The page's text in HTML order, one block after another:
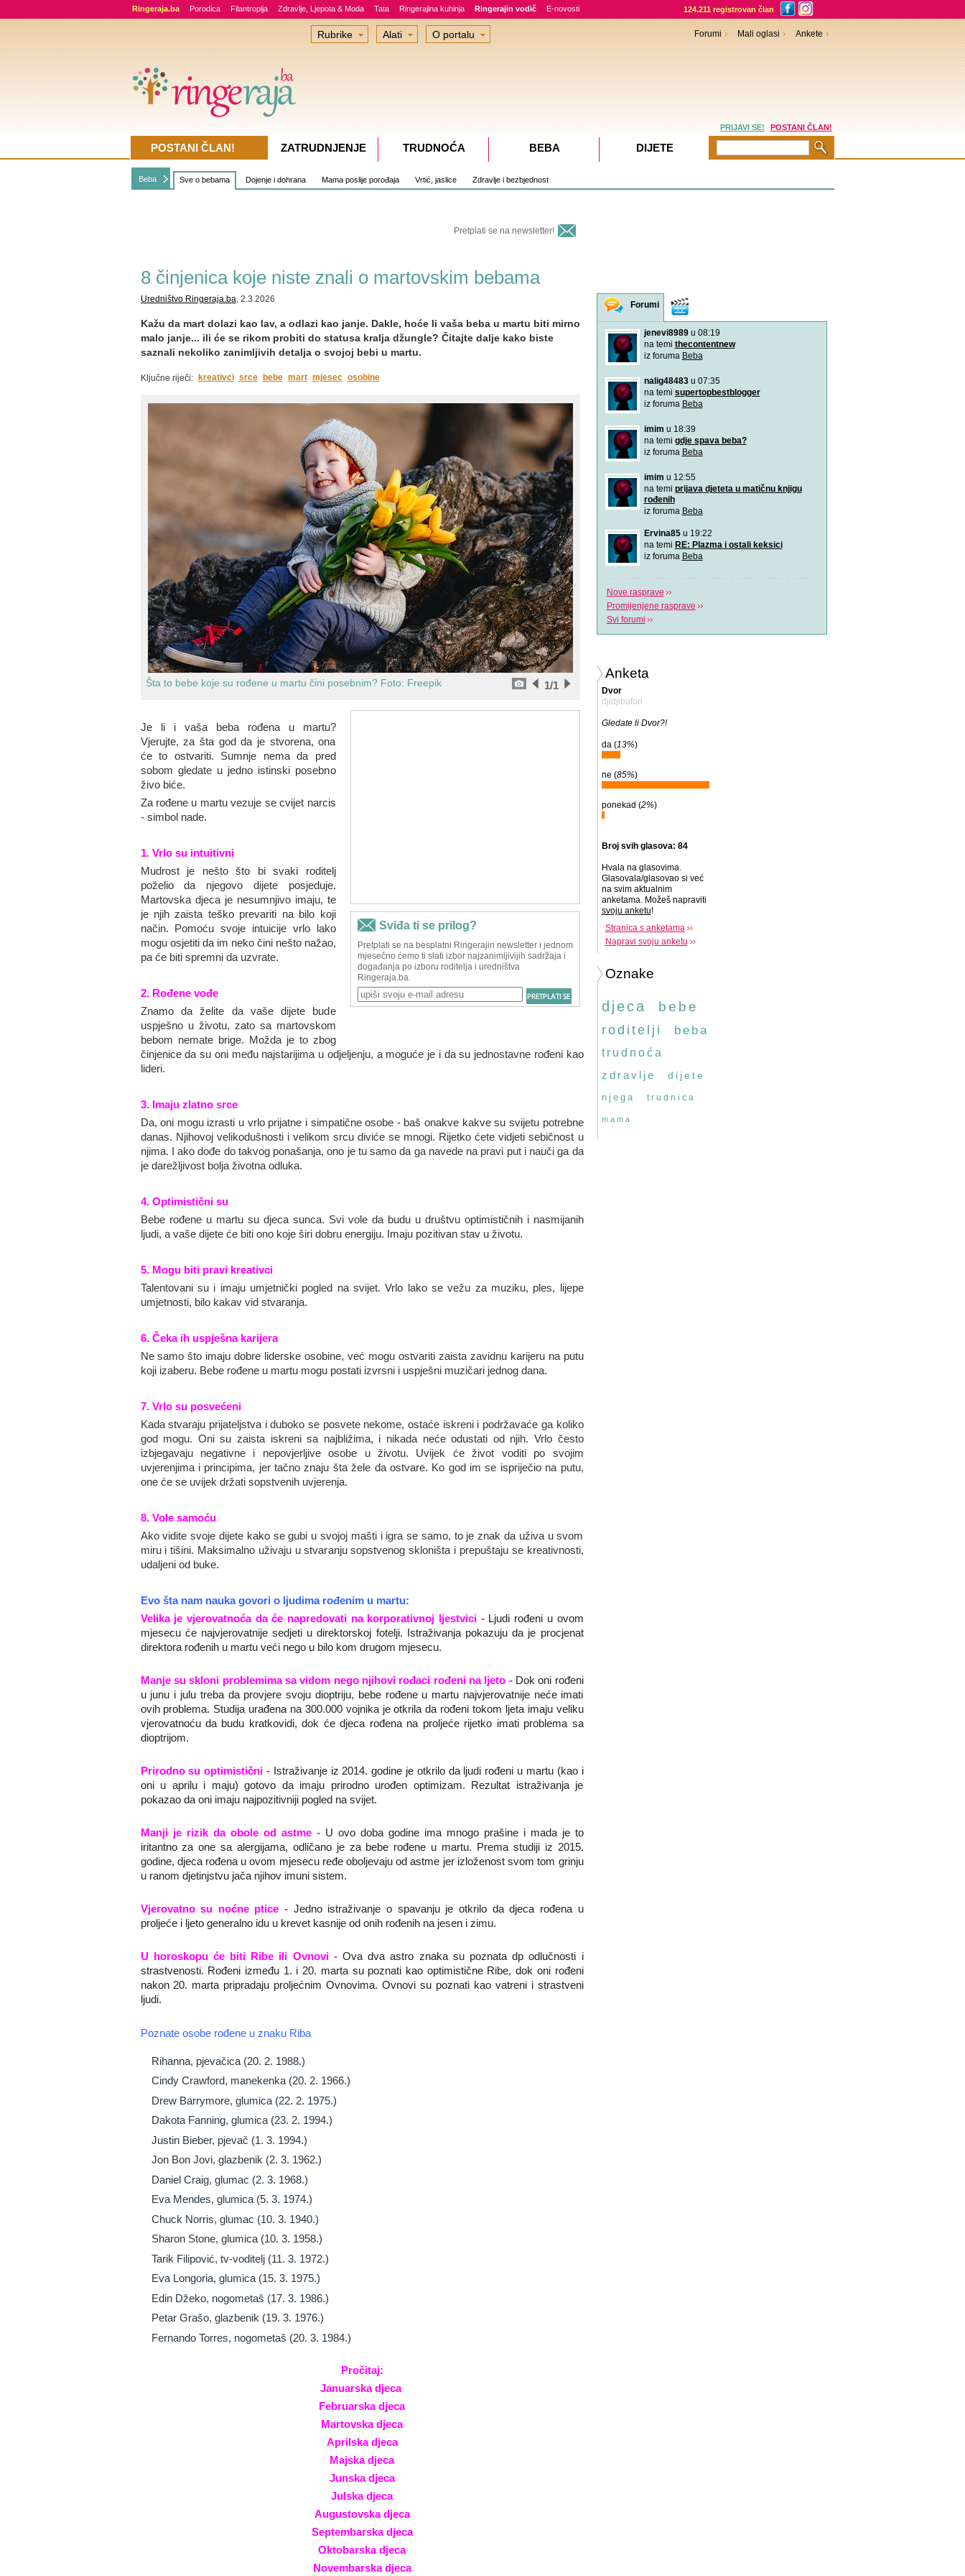
Ringeraja.ba Porodica Filantropija Zdravlje, Ljepota & Moda Tata Ringerajina kuhinja Ringerajin vodič E-novosti 124.211 registrovan član
Beba Sve o bebama Dojenje i dohrana Mama poslije porođaja Vrtić, jaslice Zdravlje i bezbjednost
Pretplati se na newsletter!
8 činjenica koje niste znali o martovskim bebama
Uredništvo Ringeraja.ba, 2.3.2026
Kažu da mart dolazi kao lav, a odlazi kao janje. Dakle, hoće li vaša beba u martu biti mirno
malo janje... ili će se rikom probiti do statusa kralja džungle? Čitajte dalje kako biste
saznali nekoliko zanimljivih detalja o svojoj bebi u martu.
Ključne riječi: kreativci srce bebe mart mjesec osobine
Šta to bebe koje su rođene u martu čini posebnim? Foto: Freepik /1
1
Je li i vaša beba rođena u martu?
Vjerujte, za šta god da je stvorena, ona
će to ostvariti. Sumnje nema da pred
sobom gledate u jedno istinski posebno
živo biće.
Za rođene u martu vezuje se cvijet narcis
- simbol nade.
1. Vrlo su intuitivni
Mudrost je nešto što bi svaki roditelj
poželio da njegovo dijete posjeduje.
Martovska djeca je nesumnjivo imaju, te
je njih zaista teško prevariti na bilo koji
način. Pomoću svoje intuicije vrlo lako
mogu osjetiti da im neko čini nešto nažao,
pa će biti spremni da uzvrate.
2. Rođene vođe
Znamo da želite da vaše dijete bude
uspješno u životu, zato sa martovskom
bebom nemate brige. Možda je to zbog
činjenice da su oni među najstarijima u odjeljenju, a moguće je i da su jednostavne rođeni kao
lideri.
3. Imaju zlatno srce
Da, oni mogu izrasti u vrlo prijatne i simpatične osobe - baš onakve kakve su svijetu potrebne
danas. Njihovoj velikodušnosti i velikom srcu diviće se mnogi. Rijetko ćete vidjeti sebičnost u
njima. I ako dođe do takvog ponašanja, ono je tu samo da ga navede na pravi put i nauči ga da
je darežljivost bolja životna odluka.
4. Optimistični su
Bebe rođene u martu su djeca sunca. Svi vole da budu u društvu optimističnih i nasmijanih
ljudi, a vaše dijete će biti ono koje širi dobru energiju. Imaju pozitivan stav u životu.
5. Mogu biti pravi kreativci
Talentovani su i imaju umjetnički pogled na svijet. Vrlo lako se vežu za muziku, ples, lijepe
umjetnosti, bilo kakav vid stvaranja.
6. Čeka ih uspješna karijera
Ne samo što imaju dobre liderske osobine, već mogu ostvariti zaista zavidnu karijeru na putu
koji izaberu. Bebe rođene u martu mogu postati izvrsni i uspješni muzičari jednog dana.
7. Vrlo su posvećeni
Kada stvaraju prijateljstva i duboko se posvete nekome, ostaće iskreni i podržavaće ga koliko
god mogu. Oni su zaista iskreni sa najbližima, i nikada neće odustati od njih. Vrlo često
izbjegavaju negativne i nepovjerljive osobe u životu. Uvijek će život voditi po svojim
uvjerenjima i principima, jer tačno znaju šta žele da ostvare. Ko god im se ispriječio na putu,
one će se uvijek držati sopstvenih uvjerenja.
8. Vole samoću
Ako vidite svoje dijete kako se gubi u svojoj mašti i igra se samo, to je znak da uživa u svom
miru i tišini. Maksimalno uživaju u stvaranju sopstvenog skloništa i prepuštaju se kreativnosti,
udaljeni od buke.
Evo šta nam nauka govori o ljudima rođenim u martu:
Velika je vjerovatnoća da će napredovati na korporativnoj ljestvici - Ljudi rođeni u ovom
mjesecu će najvjerovatnije sedjeti u direktorskoj fotelji. Istraživanja pokazuju da je procjenat
direktora rođenih u martu veći nego u bilo kom drugom mjesecu.
Manje su skloni problemima sa vidom nego njihovi rođaci rođeni na ljeto - Dok oni rođeni
u junu i julu treba da provjere svoju dioptriju, bebe rođene u martu najvjerovatnije neće imati
ovih problema. Studija urađena na 300.000 vojnika je otkrila da rođeni tokom ljeta imaju veliku
vjerovatnoću da budu kratkovidi, dok će djeca rođena na proljeće rijetko imati problema sa
dioptrijom.
Prirodno su optimistični - Istraživanje iz 2014. godine je otkrilo da ljudi rođeni u martu (kao i
oni u aprilu i maju) gotovo da imaju prirodno urođen optimizam. Rezultat istraživanja je
pokazao da oni imaju najpozitivniji pogled na svijet.
Manji je rizik da obole od astme - U ovo doba godine ima mnogo prašine i mada je to
iritantno za one sa alergijama, odličano je za bebe rođene u martu. Prema studiji iz 2015.
godine, djeca rođena u ovom mjesecu ređe oboljevaju od astme jer izloženost svom tom grinju
u ranom djetinjstvu jača njihov imuni sistem.
Vjerovatno su noćne ptice - Jedno istraživanje o spavanju je otkrilo da djeca rođena u
proljeće i ljeto generalno idu u krevet kasnije od onih rođenih na jesen i zimu.
U horoskopu će biti Ribe ili Ovnovi - Ova dva astro znaka su poznata dp odlučnosti i
strastvenosti. Rođeni između 1. i 20. marta su poznati kao optimistične Ribe, dok oni rođeni
nakon 20. marta pripradaju proljećnim Ovnovima. Ovnovi su poznati kao vatreni i strastveni
ljudi.
Poznate osobe rođene u znaku Riba
Rihanna, pjevačica (20. 2. 1988.)
Cindy Crawford, manekenka (20. 2. 1966.)
Drew Barrymore, glumica (22. 2. 1975.)
Dakota Fanning, glumica (23. 2. 1994.)
Justin Bieber, pjevač (1. 3. 1994.)
Jon Bon Jovi, glazbenik (2. 3. 1962.)
Daniel Craig, glumac (2. 3. 1968.)
Eva Mendes, glumica (5. 3. 1974.)
Chuck Norris, glumac (10. 3. 1940.)
Sharon Stone, glumica (10. 3. 1958.)
Tarik Filipović, tv-voditelj (11. 3. 1972.)
Eva Longoria, glumica (15. 3. 1975.)
Edin Džeko, nogometaš (17. 3. 1986.)
Petar Grašo, glazbenik (19. 3. 1976.)
Fernando Torres, nogometaš (20. 3. 1984.)
Pročitaj:
Januarska djeca
Februarska djeca
Martovska djeca
Aprilska djeca
Majska djeca
Junska djeca
Julska djeca
Augustovska djeca
Septembarska djeca
Oktobarska djeca
Novembarska djeca
Forumi
jenevi8989u 08:19
na temi thecontentnew
iz foruma Beba
nalig48483u 07:35
na temi supertopbestblogger
iz foruma Beba
imim u 18:39
na temi gdje spava beba?
iz foruma Beba
imim u 12:55
na temi prijava djeteta u matičnu knjigu
rođenih
iz foruma Beba
Ervina85u 19:22
na temi RE: Plazma i ostali keksici
iz foruma Beba
Nove rasprave
Promijenjene rasprave
Svi forumi
Anketa
Dvor
djidjibufon
Gledate li Dvor?!
da (13%)
ne (85%)
ponekad (2%)
Broj svih glasova: 84
Hvala na glasovima.
Glasovala/glasovao si već
na svim aktualnim
anketama. Možeš napraviti
svoju anketu!
Stranica s anketama
Napravi svoju anketu
Oznake
djeca bebe
roditelji beba
trudnoća
zdravlje
dijete
njega trudnica
mama
Rubrike Alati O portalu Forumi Mali oglasi Ankete
PRIJAVI SE! POSTANI ČLAN!
POSTANI ČLAN! ZATRUDNJENJE TRUDNOĆA BEBA DIJETE